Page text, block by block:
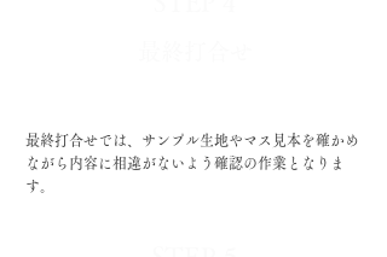
​最終打合せでは、サンプル生地やマス見本を確かめ
ながら内容に相違がないよう確認の作業となりま
す。